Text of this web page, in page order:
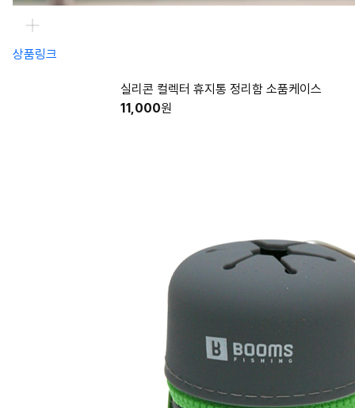
상품링크
실리콘 컬렉터 휴지통 정리함 소품케이스
11,000원